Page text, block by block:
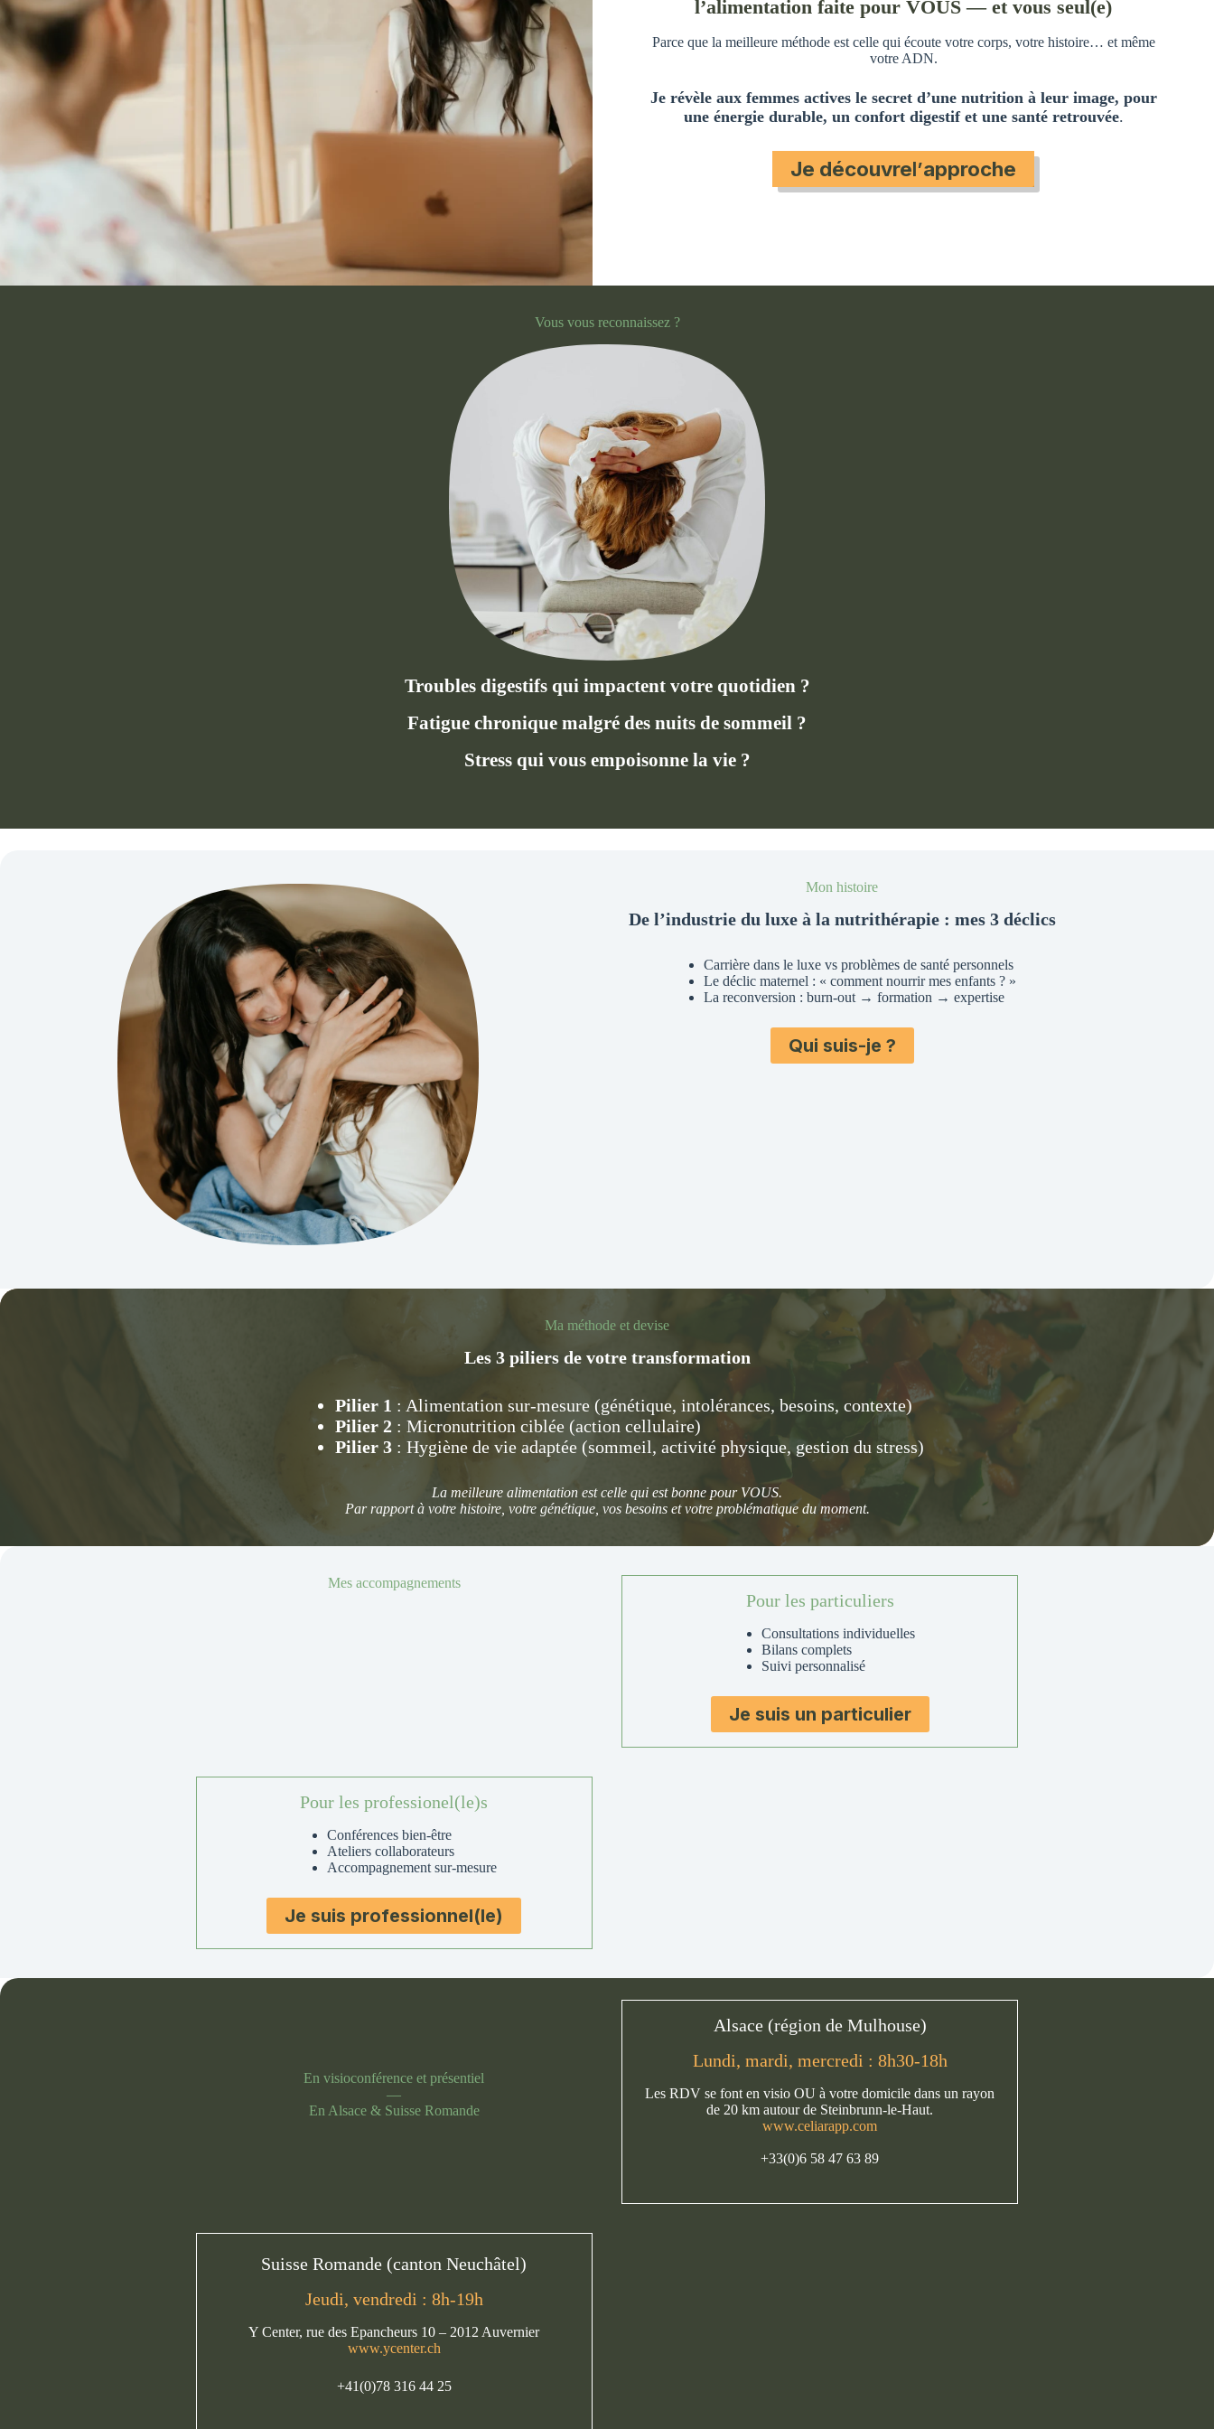
l’alimentation faite pour VOUS — et vous seul(e)
Parce que la meilleure méthode est celle qui écoute votre corps, votre histoire… et même
votre ADN.
Je révèle aux femmes actives le secret d’une nutrition à leur image, pour
une énergie durable, un confort digestif et une santé retrouvée.
Je découvrel’approche
Vous vous reconnaissez ?
Troubles digestifs qui impactent votre quotidien ?
Fatigue chronique malgré des nuits de sommeil ?
Stress qui vous empoisonne la vie ?
Mon histoire
De l’industrie du luxe à la nutrithérapie : mes3 déclics
Carrière dans le luxe vs problèmes de santé personnels
Le déclic maternel : « comment nourrir mes enfants ? »
La reconversion : burn-out → formation → expertise
Qui suis-je ?
Ma méthode et devise
Les 3 piliers de votre transformation
Pilier 1 : Alimentation sur-mesure (génétique, intolérances, besoins, contexte)
Pilier 2 : Micronutrition ciblée (action cellulaire)
Pilier 3 : Hygiène de vie adaptée (sommeil, activité physique, gestion du stress)
La meilleure alimentation est celle qui est bonne pour VOUS.
Par rapport à votre histoire, votre génétique, vos besoins et votre problématique du moment.
Mes accompagnements
Pour les particuliers
Consultations individuelles
Bilans complets
Suivi personnalisé
Je suis un particulier
Pour les professionel(le)s
Conférences bien-être
Ateliers collaborateurs
Accompagnement sur-mesure
Je suis professionnel(le)
En visioconférence et présentiel
—
En Alsace & Suisse Romande
Alsace (région de Mulhouse)
Lundi, mardi, mercredi : 8h30-18h
Les RDV se font en visio OU à votre domicile dans un rayon
de 20 km autour de Steinbrunn-le-Haut.
www.celiarapp.com
+33(0)6 58 47 63 89
Suisse Romande (canton Neuchâtel)
Jeudi, vendredi : 8h-19h
Y Center, rue des Epancheurs 10 – 2012 Auvernier
www.ycenter.ch
+41(0)78 316 44 25